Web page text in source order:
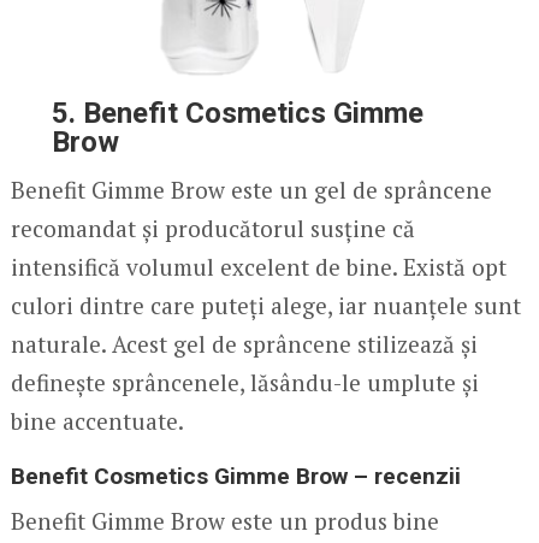
5. Benefit Cosmetics Gimme
Brow
Benefit Gimme Brow este un gel de sprâncene
recomandat și producătorul susține că
intensifică volumul excelent de bine. Există opt
culori dintre care puteți alege, iar nuanțele sunt
naturale. Acest gel de sprâncene stilizează și
definește sprâncenele, lăsându-le umplute și
bine accentuate.
Benefit Cosmetics Gimme Brow – recenzii
Benefit Gimme Brow este un produs bine